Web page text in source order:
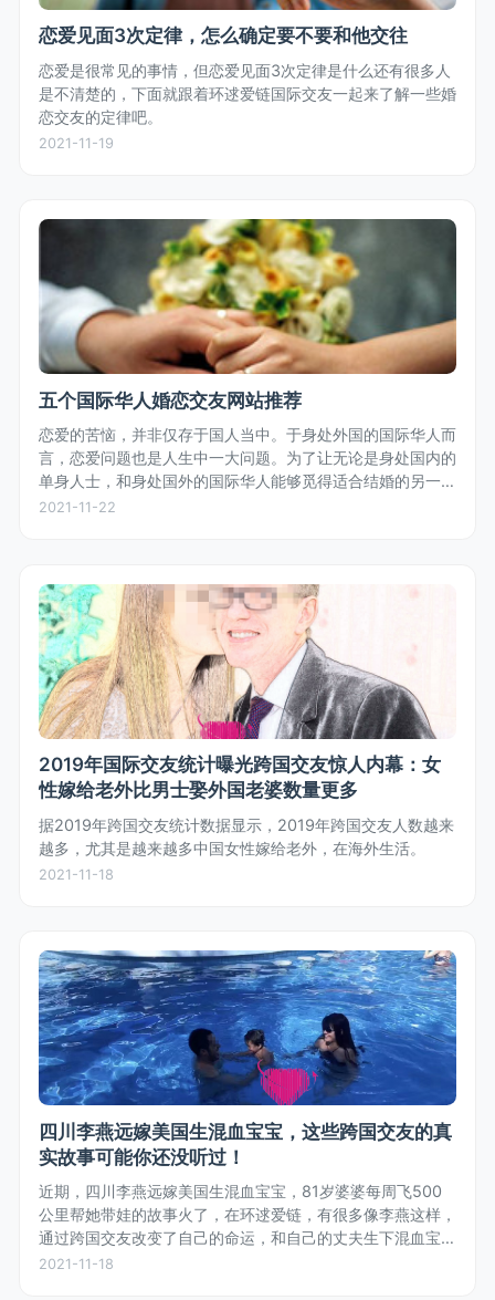
恋爱见面3次定律，怎么确定要不要和他交往
恋爱是很常见的事情，但恋爱见面3次定律是什么还有很多人
是不清楚的，下面就跟着环逑爱链国际交友一起来了解一些婚
恋交友的定律吧。
2021-11-19
五个国际华人婚恋交友网站推荐
恋爱的苦恼，并非仅存于国人当中。于身处外国的国际华人而
言，恋爱问题也是人生中一大问题。为了让无论是身处国内的
单身人士，和身处国外的国际华人能够觅得适合结婚的另一
半，小编为大家推荐一些适合结缘的国际华人婚恋交友网站。
2021-11-22
2019年国际交友统计曝光跨国交友惊人内幕：女
性嫁给老外比男士娶外国老婆数量更多
据2019年跨国交友统计数据显示，2019年跨国交友人数越来
越多，尤其是越来越多中国女性嫁给老外，在海外生活。
2021-11-18
四川李燕远嫁美国生混血宝宝，这些跨国交友的真
实故事可能你还没听过！
近期，四川李燕远嫁美国生混血宝宝，81岁婆婆每周飞500
公里帮她带娃的故事火了，在环逑爱链，有很多像李燕这样，
通过跨国交友改变了自己的命运，和自己的丈夫生下混血宝宝
的真实故事。
2021-11-18